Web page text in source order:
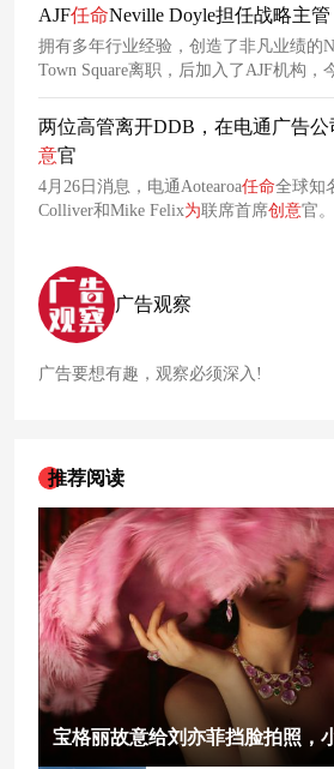
AJF任命Neville Doyle担任战略主管
拥有多年行业经验，创造了非凡业绩的
Town Square离职，后加入了AJF机构，
主管，将继续专注于构思、创造和设计
两位高管离开DDB，在电通广告
意官
4月26日消息，电通Aotearoa任命全球知
Colliver和Mike Felix为联席首席创意官
广告观察
广告要想有趣，观察必须深入!
推荐阅读
宝格丽故意给刘亦菲挡脸拍照，